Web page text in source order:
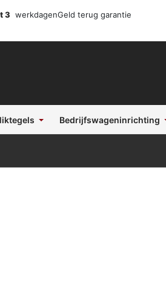
3 werkdagenGeld terug garantie
Bedrijfswageninrichting